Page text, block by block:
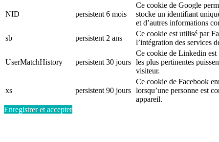
NID persistent 6 mois
Ce cookie de Google
stocke un identifiant
et d’autres informations
sb
persistent 2 ans
Ce cookie est utilisé par
l’intégration des services
UserMatchHistory persistent 30 jours
Ce cookie de Linkedin
les plus pertinentes
visiteur.
xs persistent 90 jours
Ce cookie de Facebook
lorsqu’une personne est
appareil.
Enregistrer et accepter